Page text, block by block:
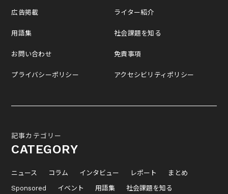
広告掲載
用語集
お問い合わせ
プライバシーポリシー
ライター紹介
社会課題を知る
免責事項
アクセシビリティポリシー
記事カテゴリー
CATEGORY
ニュース コラム インタビュー レポート
まとめ
Sponsored
イベント 用語集 社会課題を知る